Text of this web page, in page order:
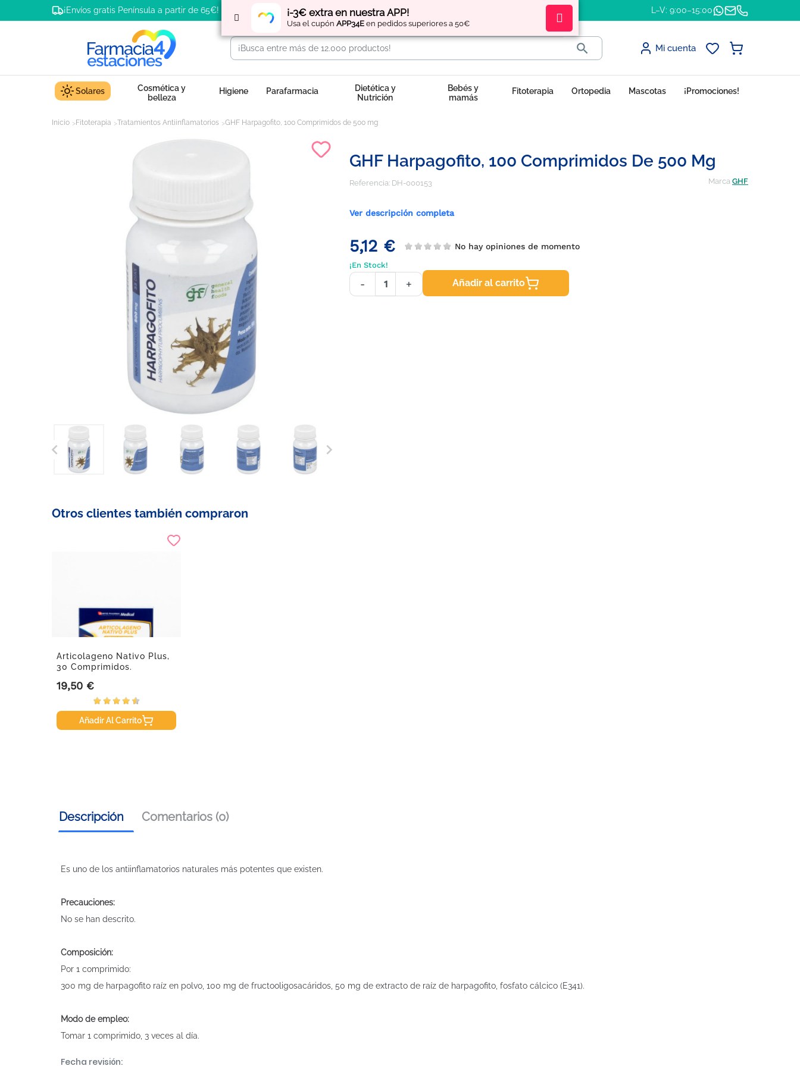
¡-3€ extra en nuestra APP!
Usa el cupón APP34E en pedidos superiores a 50€
¡Envíos gratis Península a partir de 65€! Regístratey obtén L–V: 9:00–15:00
 Mi cuenta
Solares
Cosmética y
belleza
Higiene Parafarmacia
Dietética y
Nutrición
Bebés y
mamás
Fitoterapia Ortopedia Mascotas ¡Promociones!
Inicio Fitoterapia Tratamientos Antiinflamatorios GHF Harpagofito, 100 Comprimidos de 500 mg
 
GHF Harpagofito, 100 Comprimidos De 500 Mg
Referencia: DH-000153 Marca GHF
Ver descripción completa
5,12 € No hay opiniones de momento
¡En Stock!
- + Añadir al carrito
Otros clientes también compraron
Articolageno Nativo Plus,
30 Comprimidos.
Precio
19,50 €
Añadir Al Carrito
Descripción Comentarios (0)
Es uno de los antiinflamatorios naturales más potentes que existen.
Precauciones:
No se han descrito.
Composición:
Por 1 comprimido:
300 mg de harpagofito raíz en polvo, 100 mg de fructooligosacáridos, 50 mg de extracto de raíz de harpagofito, fosfato cálcico (E341).
Modo de empleo:
Tomar 1 comprimido, 3 veces al día.
Fecha revisión: